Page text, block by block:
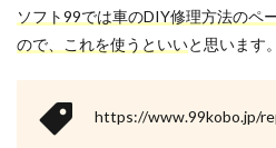
ソフト99では車のDIY修理方法のペ
ので、これを使うといいと思います。
https://www.99kobo.jp/